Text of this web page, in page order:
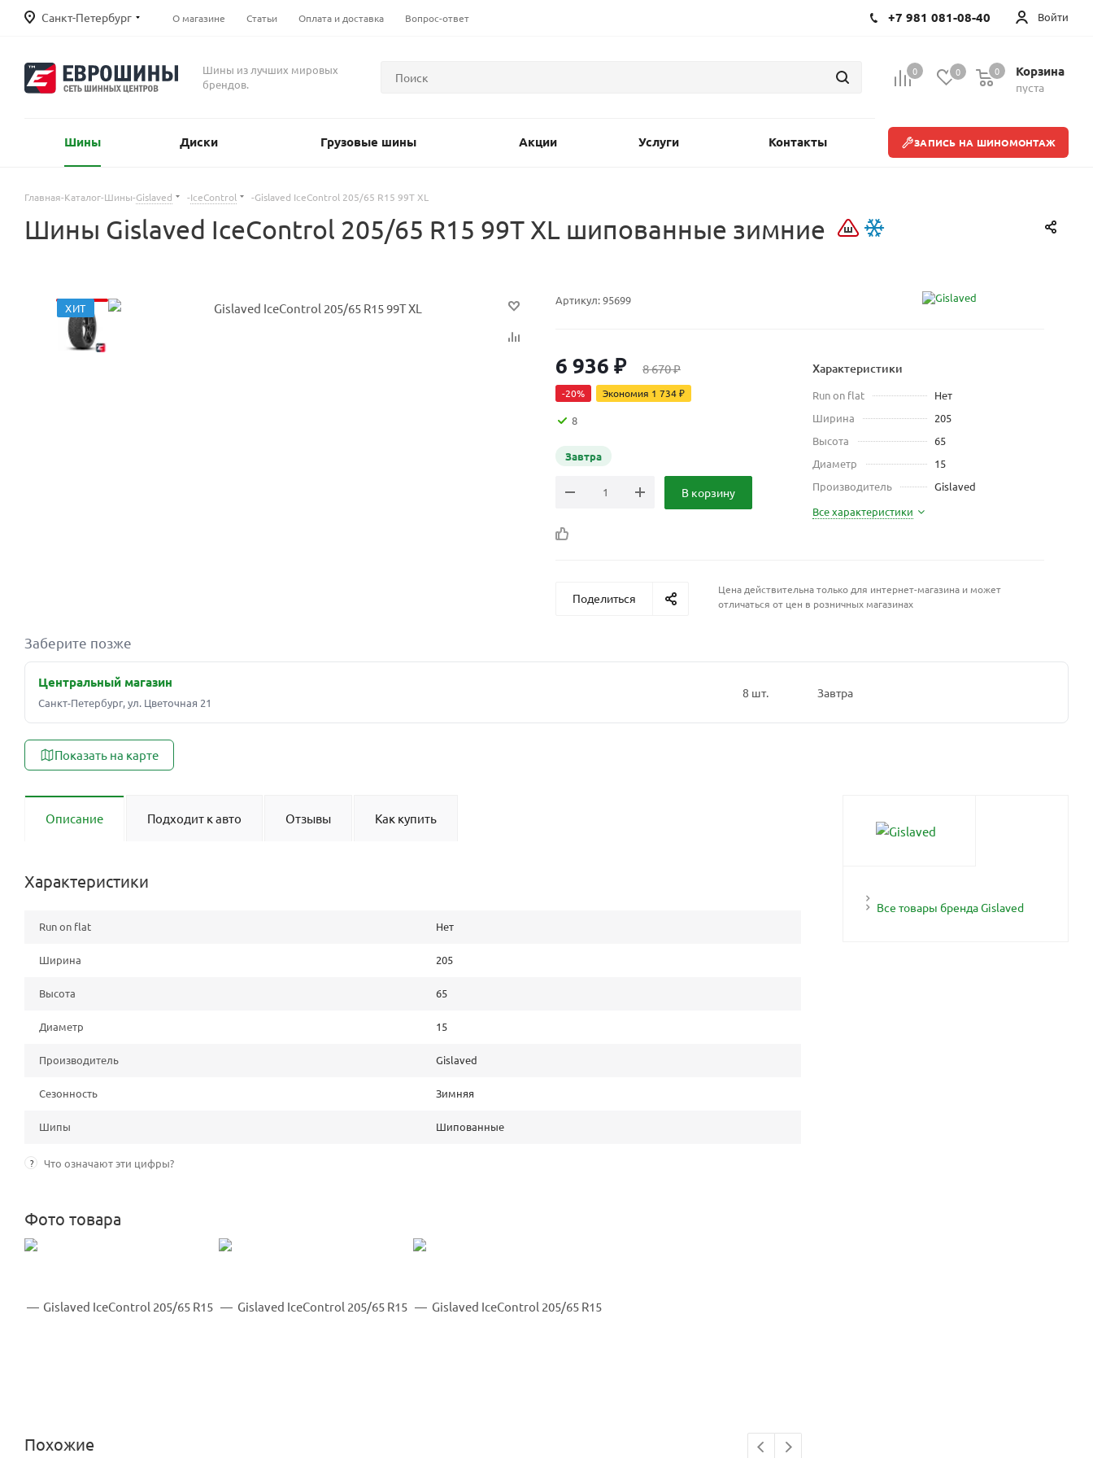
Санкт-Петербург О магазине Статьи Оплата и доставка Вопрос-ответ Войти
+7 981 081-08-40
Шины из лучших мировых
брендов.
0 0 Корзина
пуста
0
Шины Диски Грузовые шины Акции Услуги Контакты ЗАПИСЬ НА ШИНОМОНТАЖ
Главная-Каталог-Шины-Gislaved -IceControl -Gislaved IceControl 205/65 R15 99T XL
Шины Gislaved IceControl 205/65 R15 99T XL шипованные зимние
ХИТ
Артикул:95699
6 936 ₽ 8 670₽
-20% Экономия 1 734₽
8
Завтра
В корзину
Характеристики
Run on flat
Нет
Ширина
205
Высота
65
Диаметр
15
Производитель
Gislaved
Все характеристики
Поделиться
Цена действительна только для интернет-магазина и может
отличаться от цен в розничных магазинах
Заберите позже
Центральный магазин
Санкт-Петербург, ул. Цветочная 21
8 шт. Завтра
Показать на карте
Описание Подходит к авто Отзывы Как купить
Характеристики
Run on flat Нет
Ширина 205
Высота 65
Диаметр 15
Производитель Gislaved
Сезонность Зимняя
Шипы Шипованные
? Что означают эти цифры?
Фото товара
Похожие
Все товары бренда Gislaved